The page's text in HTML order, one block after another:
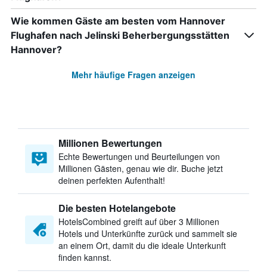
Wie kommen Gäste am besten vom Hannover
Flughafen nach Jelinski Beherbergungsstätten
Hannover?
Mehr häufige Fragen anzeigen
Millionen Bewertungen
Echte Bewertungen und Beurteilungen von
Millionen Gästen, genau wie dir. Buche jetzt
deinen perfekten Aufenthalt!
Die besten Hotelangebote
HotelsCombined greift auf über 3 Millionen
Hotels und Unterkünfte zurück und sammelt sie
an einem Ort, damit du die ideale Unterkunft
finden kannst.